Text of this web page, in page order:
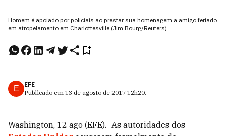
Homem é apoiado por policiais ao prestar sua homenagem a amigo feriado
em atropelamento em Charlottesville (Jim Bourg/Reuters)
E
EFE
Publicado em 13 de agosto de 2017 12h20.
Washington, 12 ago (EFE).- As autoridades dos